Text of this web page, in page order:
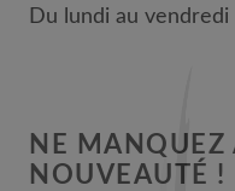
Du lundi au
NE MANQUEZ
NOUVEAUTÉ !